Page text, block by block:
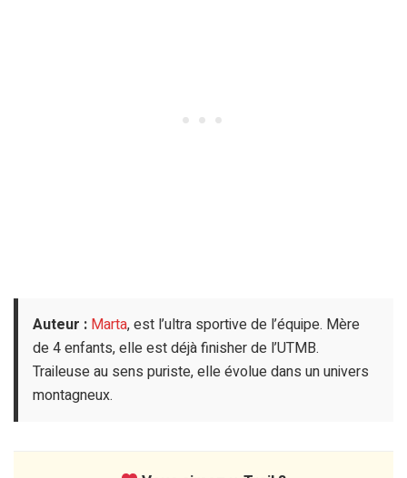
Auteur : Marta, est l’ultra sportive de l’équipe. Mère
de 4 enfants, elle est déjà finisher de l’UTMB.
Traileuse au sens puriste, elle évolue dans un univers
montagneux.